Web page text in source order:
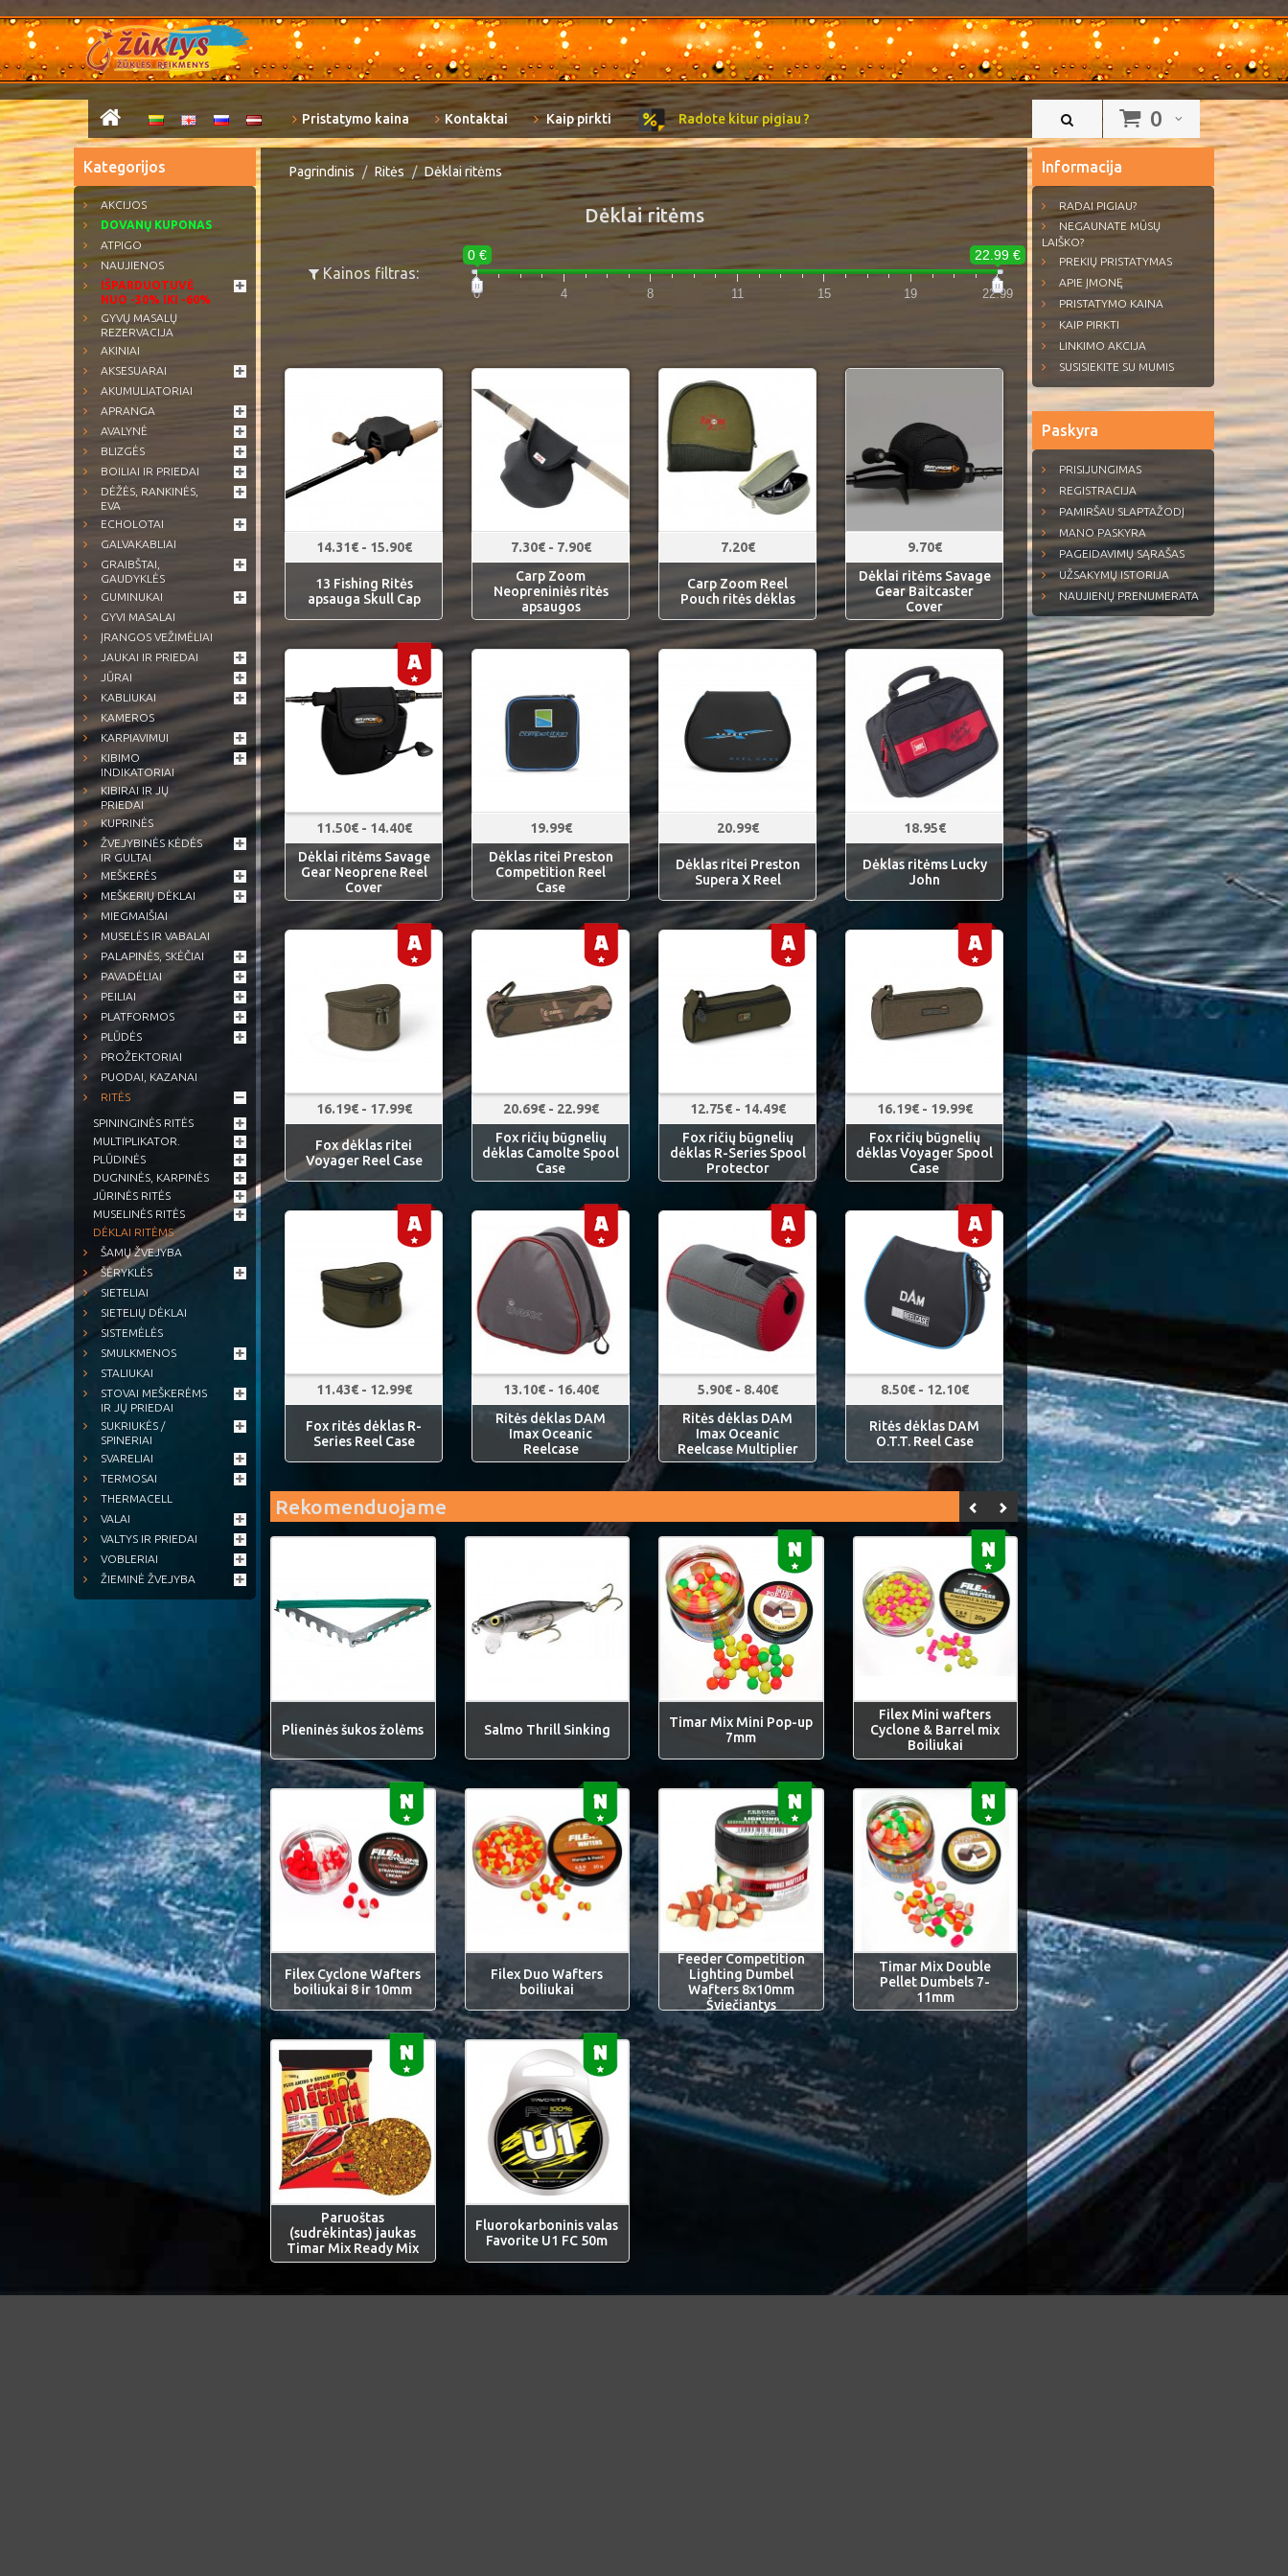
0
Pristatymo kaina Kontaktai Kaip pirkti Radote kitur pigiau ?
Kategorijos
AKCIJOS
DOVANŲ KUPONAS
ATPIGO
NAUJIENOS
IŠPARDUOTUVĖ
NUO -30% IKI -60%
GYVŲ MASALŲ
REZERVACIJA
AKINIAI
AKSESUARAI
AKUMULIATORIAI
APRANGA
AVALYNĖ
BLIZGĖS
BOILIAI IR PRIEDAI
DĖŽĖS, RANKINĖS,
EVA
ECHOLOTAI
GALVAKABLIAI
GRAIBŠTAI,
GAUDYKLĖS
GUMINUKAI
GYVI MASALAI
ĮRANGOS VEŽIMĖLIAI
JAUKAI IR PRIEDAI
JŪRAI
KABLIUKAI
KAMEROS
KARPIAVIMUI
KIBIMO
INDIKATORIAI
KIBIRAI IR JŲ
PRIEDAI
KUPRINĖS
ŽVEJYBINĖS KĖDĖS
IR GULTAI
MEŠKERĖS
MEŠKERIŲ DĖKLAI
MIEGMAIŠIAI
MUSELĖS IR VABALAI
PALAPINĖS, SKĖČIAI
PAVADĖLIAI
PEILIAI
PLATFORMOS
PLŪDĖS
PROŽEKTORIAI
PUODAI, KAZANAI
RITĖS
SPININGINĖS RITĖS
MULTIPLIKATOR.
PLŪDINĖS
DUGNINĖS, KARPINĖS
JŪRINĖS RITĖS
MUSELINĖS RITĖS
DĖKLAI RITĖMS
ŠAMŲ ŽVEJYBA
ŠĖRYKLĖS
SIETELIAI
SIETELIŲ DĖKLAI
SISTEMĖLĖS
SMULKMENOS
STALIUKAI
STOVAI MEŠKERĖMS
IR JŲ PRIEDAI
SUKRIUKĖS /
SPINERIAI
SVARELIAI
TERMOSAI
THERMACELL
VALAI
VALTYS IR PRIEDAI
VOBLERIAI
ŽIEMINĖ ŽVEJYBA
Pagrindinis Ritės Dėklai ritėms
Dėklai ritėms
Kainos filtras:
0 € 22.99 €
0 4 8 11 15 19 22.99
14.31€ - 15.90€
13 Fishing Ritės
apsauga Skull Cap
7.30€ - 7.90€
Carp Zoom
Neopreniniės ritės
apsaugos
7.20€
Carp Zoom Reel
Pouch ritės dėklas
9.70€
Dėklai ritėms Savage
Gear Baitcaster
Cover
11.50€ - 14.40€
Dėklai ritėms Savage
Gear Neoprene Reel
Cover
19.99€
Dėklas ritei Preston
Competition Reel
Case
20.99€
Dėklas ritei Preston
Supera X Reel
18.95€
Dėklas ritėms Lucky
John
16.19€ - 17.99€
Fox dėklas ritei
Voyager Reel Case
20.69€ - 22.99€
Fox ričių būgnelių
dėklas Camolte Spool
Case
12.75€ - 14.49€
Fox ričių būgnelių
dėklas R-Series Spool
Protector
16.19€ - 19.99€
Fox ričių būgnelių
dėklas Voyager Spool
Case
11.43€ - 12.99€
Fox ritės dėklas R-
Series Reel Case
13.10€ - 16.40€
Ritės dėklas DAM
Imax Oceanic
Reelcase
5.90€ - 8.40€
Ritės dėklas DAM
Imax Oceanic
Reelcase Multiplier
8.50€ - 12.10€
Ritės dėklas DAM
O.T.T. Reel Case
Rekomenduojame
Plieninės šukos žolėms Salmo Thrill Sinking
Timar Mix Mini Pop-up
7mm
Filex Mini wafters
Cyclone & Barrel mix
Boiliukai
Filex Cyclone Wafters
boiliukai 8 ir 10mm
Filex Duo Wafters
boiliukai
Feeder Competition
Lighting Dumbel
Wafters 8x10mm
Šviečiantys
Timar Mix Double
Pellet Dumbels 7-
11mm
Paruoštas
(sudrėkintas) jaukas
Timar Mix Ready Mix
Fluorokarboninis valas
Favorite U1 FC 50m
Informacija
RADAI PIGIAU?
NEGAUNATE MŪSŲ
LAIŠKO?
PREKIŲ PRISTATYMAS
APIE ĮMONĘ
PRISTATYMO KAINA
KAIP PIRKTI
LINKIMO AKCIJA
SUSISIEKITE SU MUMIS
Paskyra
PRISIJUNGIMAS
REGISTRACIJA
PAMIRŠAU SLAPTAŽODĮ
MANO PASKYRA
PAGEIDAVIMŲ SĄRAŠAS
UŽSAKYMŲ ISTORIJA
NAUJIENŲ PRENUMERATA